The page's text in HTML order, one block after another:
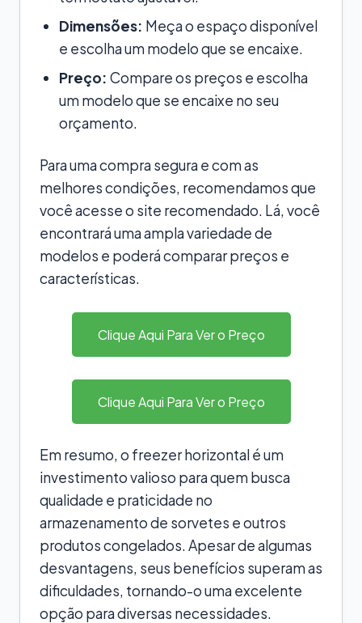
Dimensões: Meça o espaço disponível
e escolha um modelo que se encaixe.
Preço: Compare os preços e escolha
um modelo que se encaixe no seu
orçamento.
Para uma compra segura e com as
melhores condições, recomendamos que
você acesse o site recomendado. Lá, você
encontrará uma ampla variedade de
modelos e poderá comparar preços e
características.
Clique Aqui Para Ver o Preço
Clique Aqui Para Ver o Preço
Em resumo, o freezer horizontal é um
investimento valioso para quem busca
qualidade e praticidade no
armazenamento de sorvetes e outros
produtos congelados. Apesar de algumas
desvantagens, seus benefícios superam as
dificuldades, tornando-o uma excelente
opção para diversas necessidades.